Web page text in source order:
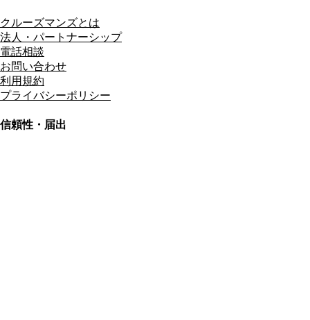
クルーズマンズとは
法人・パートナーシップ
電話相談
お問い合わせ
利用規約
プライバシーポリシー
信頼性・届出